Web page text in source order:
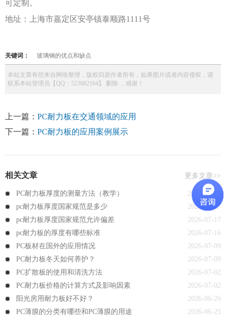
可定制。
地址：上海市嘉定区安亭镇泰顺路1111号
关键词： 玻璃钢的优点和缺点
本站文章有些来自网络整理，版权归原作者所有，如果图片或者内容侵权，请
联系本站管理员【QQ：523682164】 删除 ，感谢！
上一篇： PC耐力板在交通领域的应用
下一篇： PC耐力板的应用案例展示
相关文章 更多文章>>
PC耐力板厚度的测量方法（教学）
2026-07-20
pc耐力板厚度国家规范是多少
2026-07-17
pc耐力板厚度国家规范允许偏差
2026-07-17
pc耐力板的厚度有哪些标准
2026-07-16
PC板材在国外的应用情况
2026-07-09
PC耐力板冬天如何养护？
2026-07-09
PC扩散板的使用和清洗方法
2026-07-02
PC耐力板价格的计算方式及影响因素
2026-07-02
阳光房用耐力板好不好？
2026-06-26
PC薄膜的分类有哪些和PC薄膜的用途
2026-06-25